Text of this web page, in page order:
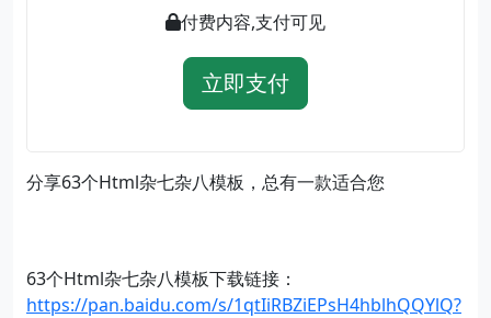
付费内容,支付可见
立即支付
分享63个Html杂七杂八模板，总有一款适合您
63个Html杂七杂八模板下载链接：
https://pan.baidu.com/s/1qtIiRBZiEPsH4hblhQQYlQ?